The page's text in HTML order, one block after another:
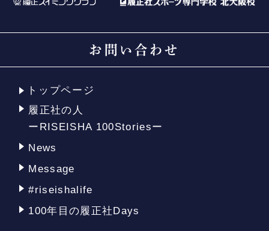
お問い合わせ
トップページ
履正社の人
ーRISEISHA 100Storiesー
News
Message
#riseishalife
100年目の履正社Days